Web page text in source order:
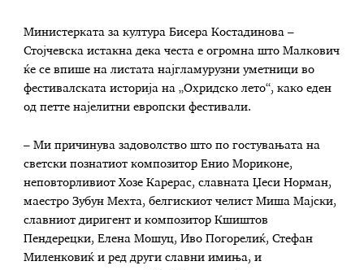
Министерката за култура Бисера Костадинова –
Стојчевска истакна дека честа е огромна што Малкович
ќе се впише на листата најгламурузни уметници во
фестивалската историја на „Охридско лето“, како еден
од петте најелитни европски фестивали.
– Ми причинува задоволство што по гостувањата на
светски познатиот композитор Енио Мориконе,
неповторливиот Хозе Карерас, славната Џеси Норман,
маестро Зубун Мехта, белгискиот челист Миша Мајски,
славниот диригент и композитор Кшиштов
Пендерецки, Елена Мошуц, Иво Погорелиќ, Стефан
Миленковиќ и ред други славни имиња, и